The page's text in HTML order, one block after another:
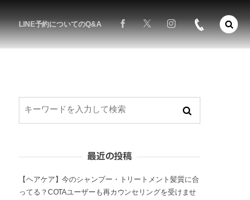
LINE予約についてのQ&A
最近の投稿
【ヘアケア】今のシャンプー・トリートメント髪質に合
ってる？COTAユーザーも再カウンセリングを受けませ